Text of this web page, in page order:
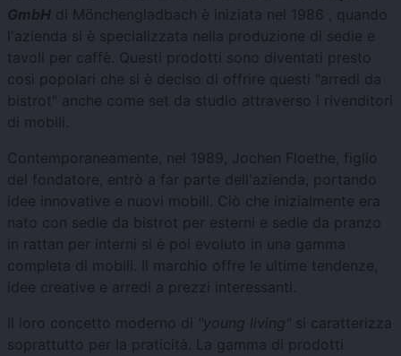
GmbH di Mönchengladbach è iniziata nel 1986 , quando
l'azienda si è specializzata nella produzione di sedie e
tavoli per caffè. Questi prodotti sono diventati presto
così popolari che si è deciso di offrire questi "arredi da
bistrot" anche come set da studio attraverso i rivenditori
di mobili.
Contemporaneamente, nel 1989, Jochen Floethe, figlio
del fondatore, entrò a far parte dell'azienda, portando
idee innovative e nuovi mobili. Ciò che inizialmente era
nato con sedie da bistrot per esterni e sedie da pranzo
in rattan per interni si è poi evoluto in una gamma
completa di mobili. Il marchio offre le ultime tendenze,
idee creative e arredi a prezzi interessanti.
Il loro concetto moderno di "young living" si caratterizza
soprattutto per la praticità. La gamma di prodotti